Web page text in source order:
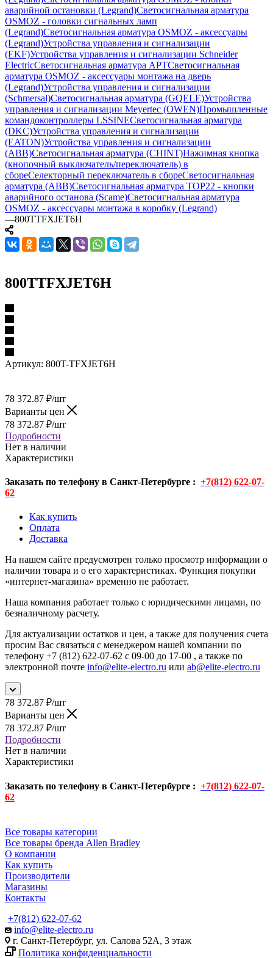
аварийной остановки (Legrand)Светосигнальная арматура
OSMOZ - головки сигнальных ламп
(Legrand)Светосигнальная арматура OSMOZ - аксессуары
(Legrand)Устройства управления и сигнализации
(EKF)Устройства управления и сигнализации Schneider
ElectricСветосигнальная арматура APTСветосигнальная
арматура OSMOZ - аксессуары монтажа на дверь
(Legrand)Устройства управления и сигнализации
(Schmersal)Светосигнальная арматура (GQELE)Устройства
управления и сигнализации Meyertec (OWEN)Промышленные
командоконтроллеры LSSINEСветосигнальная арматура
(DKC)Устройства управления и сигнализации
(EATON)Устройства управления и сигнализации
(ABB)Светосигнальная арматура (CHINT)Нажимная кнопка
(кнопочный выключатель/переключатель) в
сбореСелекторный переключатель в сбореСветосигнальная
арматура (ABB)Светосигнальная арматура TOP22 - кнопки
аварийного останова (Scame)Светосигнальная арматура
OSMOZ - аксессуары монтажа в коробку (Legrand)
—800TTFXJET6H
800TTFXJET6H
Артикул: 800T-TFXJET6H
78 372.87 ₽/шт
Варианты цен
78 372.87 ₽/шт
Подробности
Нет в наличии
Характеристики
Заказать по телефону в Санкт-Петербурге : +7(812) 622-07-
62
Как купить
Оплата
Доставка
На нашем сайте предусмотрен только просмотр информации о
наличии товара и о его характеристиках. Функция покупки
«интернет-магазина» временно не работает.
Наша компания работает только с юридическими лицами, по
безналичному расчету.
Для актуализации остатков и цен, а также для получения счета
просим Вас связаться с менеджером нашей компании по
телефону +7 (812) 622-07-62 с 09-00 до 17-00 , а также по
электронной почте info@elite-electro.ru или ab@elite-electro.ru
78 372.87 ₽/шт
Варианты цен
78 372.87 ₽/шт
Подробности
Нет в наличии
Характеристики
Заказать по телефону в Санкт-Петербурге : +7(812) 622-07-
62
Все товары категории
Все товары бренда Allen Bradley
О компании
Как купить
Производители
Магазины
Контакты
+7(812) 622-07-62
info@elite-electro.ru
г. Санкт-Петербург, ул. Салова 52А, 3 этаж
Политика конфиденциальности